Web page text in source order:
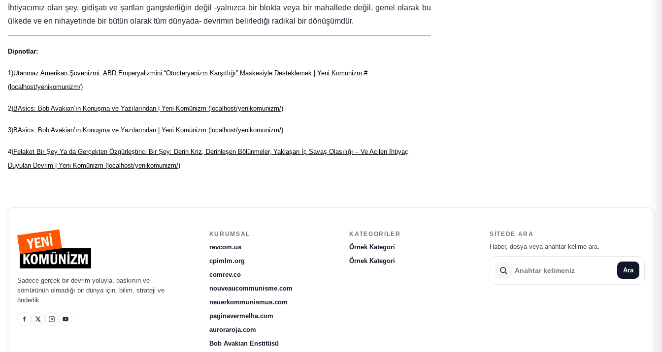
İhtiyacımız olan şey, gidişatı ve şartları gangsterliğin değil -yalnızca bir blokta veya bir mahallede değil, genel olarak bu
ülkede ve en nihayetinde bir bütün olarak tüm dünyada- devrimin belirlediği radikal bir dönüşümdür.
Dipnotlar:
1)Utanmaz Amerikan Şovenizmi: ABD Emperyalizmini “Otoriteryanizm Karşıtlığı” Maskesiyle Desteklemek | Yeni Komünizm #
(localhost/yenikomunizm/)
2)BAsics: Bob Avakian’ın Konuşma ve Yazılarından | Yeni Komünizm (localhost/yenikomunizm/)
3)BAsics: Bob Avakian’ın Konuşma ve Yazılarından | Yeni Komünizm (localhost/yenikomunizm/)
4)Felaket Bir Şey Ya da Gerçekten Özgürleştirici Bir Şey: Derin Kriz, Derinleşen Bölünmeler, Yaklaşan İç Savaş Olasılığı – Ve Acilen İhtiyaç
Duyulan Devrim | Yeni Komünizm (localhost/yenikomunizm/)
Sadece gerçek bir devrim yoluyla, baskının ve
sömürünün olmadığı bir dünya için, bilim, strateji ve
önderlik
KURUMSAL
revcom.us
cpimlm.org
comrev.co
nouveaucommunisme.com
neuerkommunismus.com
paginavermelha.com
auroraroja.com
Bob Avakian Enstitüsü
KATEGORILER
Örnek Kategori
Örnek Kategori
SITEDE ARA
Haber, dosya veya anahtar kelime ara.
Ara